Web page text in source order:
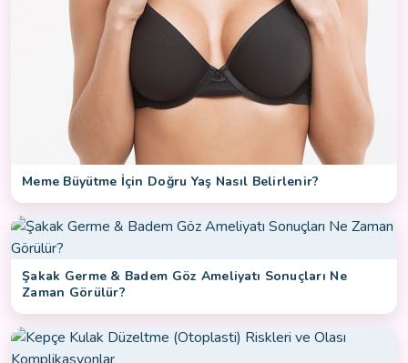
Meme Büyütme İçin Doğru Yaş Nasıl Belirlenir?
Şakak Germe & Badem Göz Ameliyatı Sonuçları Ne
Zaman Görülür?